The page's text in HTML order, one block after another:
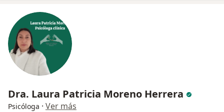
Dra. Laura Patricia Moreno Herrera
Psicóloga · Ver más